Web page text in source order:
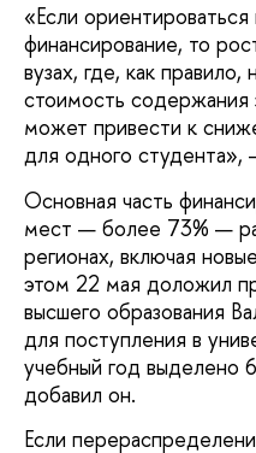
«Если
финансирование, то
вузах, где, как
стоимость содержания
может привести к
для одного студента»,
Основная часть
мест — более 73% —
регионах, включая
этом 22 мая доложил
высшего образования
для поступления в
учебный год
добавил он.
Если